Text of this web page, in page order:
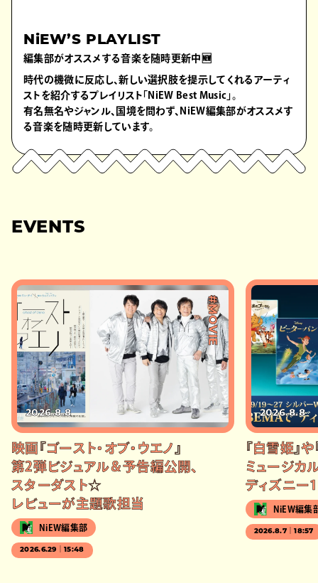
NiEW’S PLAYLIST
編集部がオススメする音楽を随時更新中🆕
時代の機微に反応し、新しい選択肢を提示してくれるアーティ
ストを紹介するプレイリスト「NiEW Best Music」。
有名無名やジャンル、国境を問わず、NiEW編集部がオススメす
る音楽を随時更新しています。
EVENTS
#MOVIE
2026.8.8
映画『ゴースト・オブ・ウエノ』
第2弾ビジュアル＆予告編公開、
スターダスト☆
レビューが主題歌担当
NiEW編集部
2026.6.29｜15:48
2026.8.8
『白雪姫』
ミュージカル
ディズニー
NiEW編集
2026.8.7｜18:57